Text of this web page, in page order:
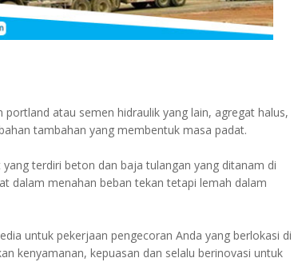
atau semen hidraulik yang lain, agregat halus,
tambahan yang membentuk masa padat.
terdiri beton dan baja tulangan yang ditanam di
dalam menahan beban tekan tetapi lemah dalam
untuk pekerjaan pengecoran Anda yang berlokasi di
kenyamanan, kepuasan dan selalu berinovasi untuk